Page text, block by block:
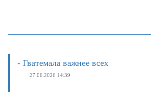
- Гватемала важнее всех
27.06.2026 14:39